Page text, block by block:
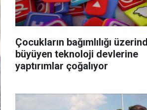
Çocukların bağımlılığı
büyüyen teknoloji devlerine
yaptırımlar çoğalıyor